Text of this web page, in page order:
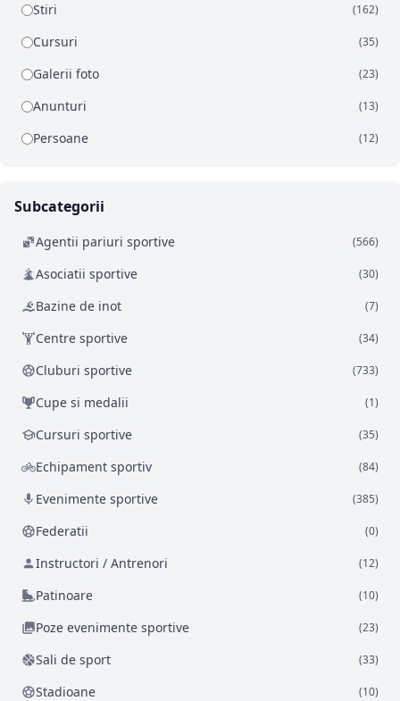
Stiri (162)
Cursuri (35)
Galerii foto (23)
Anunturi (13)
Persoane (12)
Subcategorii
Agentii pariuri sportive (566)
Asociatii sportive (30)
Bazine de inot (7)
Centre sportive (34)
Cluburi sportive (733)
Cupe si medalii (1)
Cursuri sportive (35)
Echipament sportiv (84)
Evenimente sportive (385)
Federatii (0)
Instructori / Antrenori (12)
Patinoare (10)
Poze evenimente sportive (23)
Sali de sport (33)
Stadioane (10)